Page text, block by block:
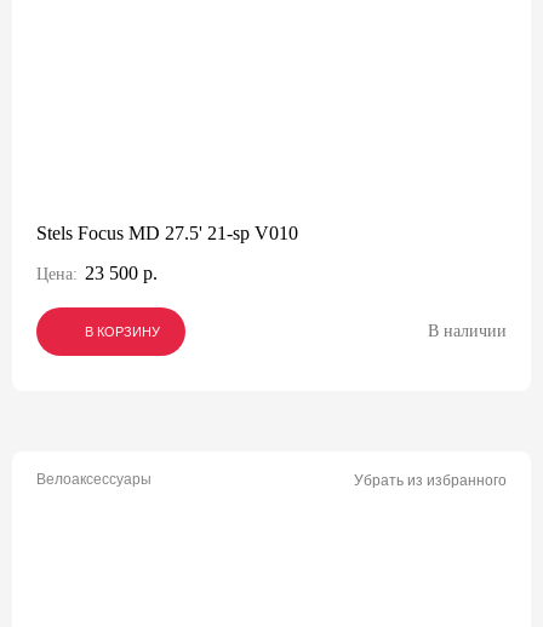
Stels Focus MD 27.5' 21-sp V010
Цена: 23 500 р.
В КОРЗИНУ
В КОРЗИНУ
В КОРЗИНУ В наличии
Велоаксессуары Убрать из избранного